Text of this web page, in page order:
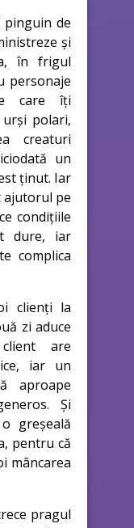
pinguin de
și
în frigul
personaje
care îți
polari,
creaturi
un
ținut. Iar
ajutorul pe
condițiile
dure, iar
complica
clienți la
zi aduce
are
iar un
aproape
Și
greșeală
pentru că
mâncarea
pragul